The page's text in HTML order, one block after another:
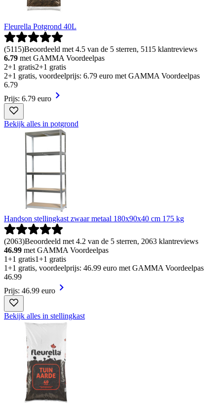
Fleurella Potgrond 40L
(5115)Beoordeeld met 4.5 van de 5 sterren, 5115 klantreviews
6.79 met GAMMA Voordeelpas
2+1 gratis2+1 gratis
2+1 gratis, voordeelprijs: 6.79 euro met GAMMA Voordeelpas
6.79
Prijs: 6.79 euro
Bekijk alles in potgrond
Handson stellingkast zwaar metaal 180x90x40 cm 175 kg
(2063)Beoordeeld met 4.2 van de 5 sterren, 2063 klantreviews
46.99 met GAMMA Voordeelpas
1+1 gratis1+1 gratis
1+1 gratis, voordeelprijs: 46.99 euro met GAMMA Voordeelpas
46.99
Prijs: 46.99 euro
Bekijk alles in stellingkast